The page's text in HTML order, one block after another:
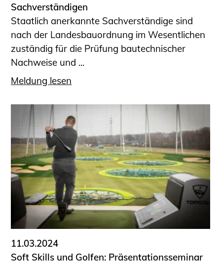
Sachverständigen
Staatlich anerkannte Sachverständige sind
nach der Landesbauordnung im Wesentlichen
zuständig für die Prüfung bautechnischer
Nachweise und ...
Meldung lesen
11.03.2024
Soft Skills und Golfen: Präsentationsseminar